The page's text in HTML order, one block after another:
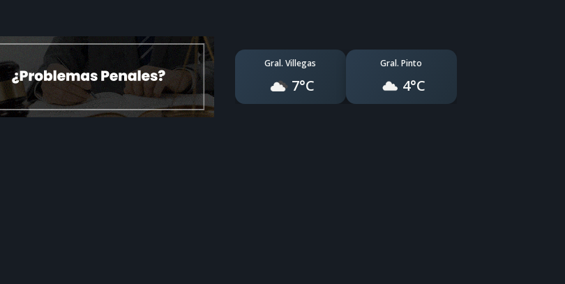
Gral. Villegas
7°C
Gral. Pinto
4°C